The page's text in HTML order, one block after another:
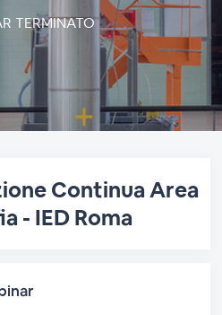
TERMINATO
Continua Area
- IED Roma